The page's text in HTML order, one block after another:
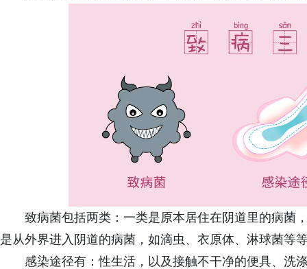
致病菌包括两类：一类是原本居住在阴道里的病菌
是从外界进入阴道的病菌，如滴虫、衣原体、淋球菌等
感染途径有：性生活，以及接触不干净的便具、洗